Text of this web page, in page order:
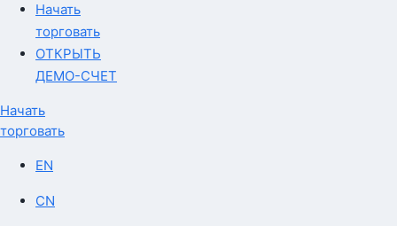
Начать
торговать
ОТКРЫТЬ
ДЕМО-СЧЕТ
Начать
торговать
EN
CN